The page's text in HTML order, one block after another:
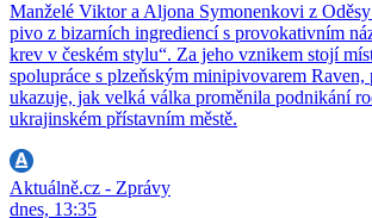
Manželé Viktor a Aljona Symonenkovi z
pivo z bizarních ingrediencí s provokativním
krev v českém stylu“. Za jeho vznikem stojí
spolupráce s plzeňským minipivovarem Raven,
ukazuje, jak velká válka proměnila podnikání
ukrajinském přístavním městě.
Aktuálně.cz - Zprávy
dnes, 13:35